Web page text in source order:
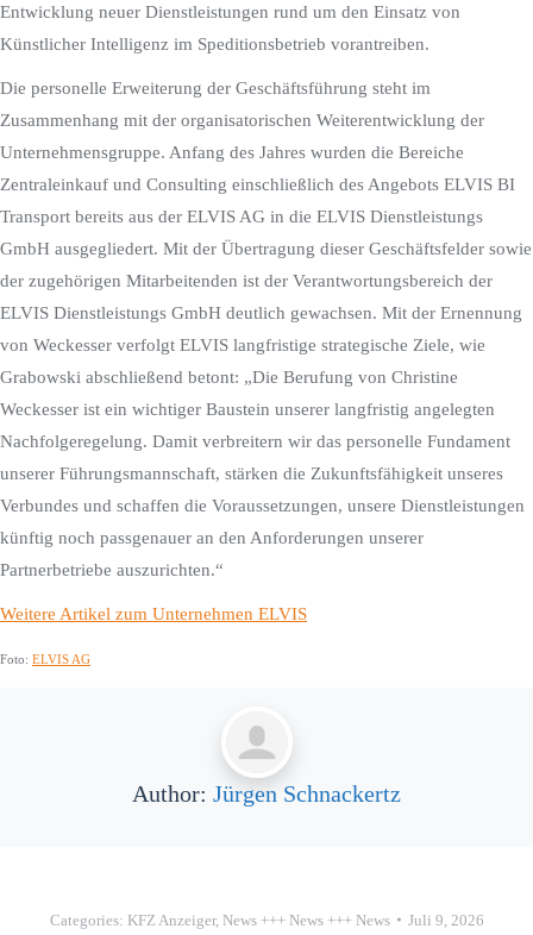
Entwicklung neuer Dienstleistungen rund um den Einsatz von
Künstlicher Intelligenz im Speditionsbetrieb vorantreiben.
Die personelle Erweiterung der Geschäftsführung steht im
Zusammenhang mit der organisatorischen Weiterentwicklung der
Unternehmensgruppe. Anfang des Jahres wurden die Bereiche
Zentraleinkauf und Consulting einschließlich des Angebots ELVIS BI
Transport bereits aus der ELVIS AG in die ELVIS Dienstleistungs
GmbH ausgegliedert. Mit der Übertragung dieser Geschäftsfelder sowie
der zugehörigen Mitarbeitenden ist der Verantwortungsbereich der
ELVIS Dienstleistungs GmbH deutlich gewachsen. Mit der Ernennung
von Weckesser verfolgt ELVIS langfristige strategische Ziele, wie
Grabowski abschließend betont: „Die Berufung von Christine
Weckesser ist ein wichtiger Baustein unserer langfristig angelegten
Nachfolgeregelung. Damit verbreitern wir das personelle Fundament
unserer Führungsmannschaft, stärken die Zukunftsfähigkeit unseres
Verbundes und schaffen die Voraussetzungen, unsere Dienstleistungen
künftig noch passgenauer an den Anforderungen unserer
Partnerbetriebe auszurichten.“
Weitere Artikel zum Unternehmen ELVIS
Foto: ELVIS AG
Author: Jürgen Schnackertz
Categories: KFZ Anzeiger, News +++ News +++ News Juli 9, 2026